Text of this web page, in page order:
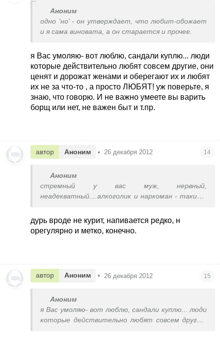
Аноним
одно ’но’ - он утверждает, что любит-обожает
и я сама виновата, а он старается и прочее.
я Вас умоляю- вот люблю, сандали куплю... люди
которые действительно любят совсем другие, они
ценят и дорожат женами и оберегают их и любят
их не за что-то , а просто ЛЮБЯТ! уж поверьте, я
знаю, что говорю. И не важно умеете вы варить
борщ или нет, не важен быт и т.пр.
автор Аноним • 26 декабря 2012 14
Аноним
стремный у вас муж, нервный,
неадекватный....алкоголик и наркоман - таких и
я бы еще 3 года назад свалила от такого.
дурь вроде не курит, напивается редко, н
орегулярно и метко, конечно.
автор Аноним • 26 декабря 2012 15
Аноним
я Вас умоляю- вот люблю, сандали куплю... люди
которые действительно любят совсем другие,